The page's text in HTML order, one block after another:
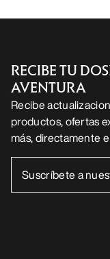
RECIBE TU
AVENTURA
Recibe
productos, ofertas
más, directamente